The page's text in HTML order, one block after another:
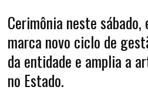
Cerimônia neste
marca novo ciclo de
da entidade e amplia a
no Estado.